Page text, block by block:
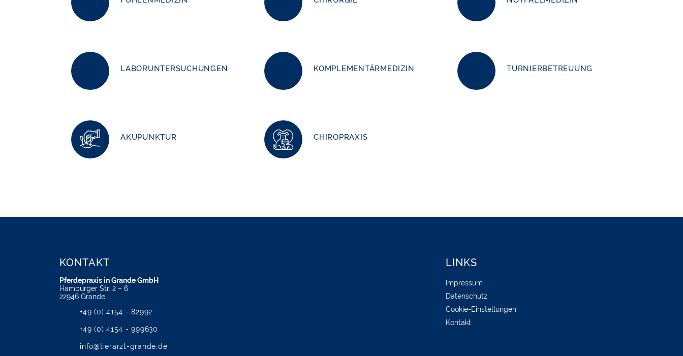
LABORUNTERSUCHUNGEN KOMPLEMENTÄRMEDIZIN TURNIERBETREUUNG
AKUPUNKTUR CHIROPRAXIS
KONTAKT
Pferdepraxis in Grande GmbH
Hamburger Str. 2 – 6
22946 Grande
+49 (0) 4154 - 82992
+49 (0) 4154 - 999630
info@tierarzt-grande.de
LINKS
Impressum
Datenschutz
Cookie-Einstellungen
Kontakt